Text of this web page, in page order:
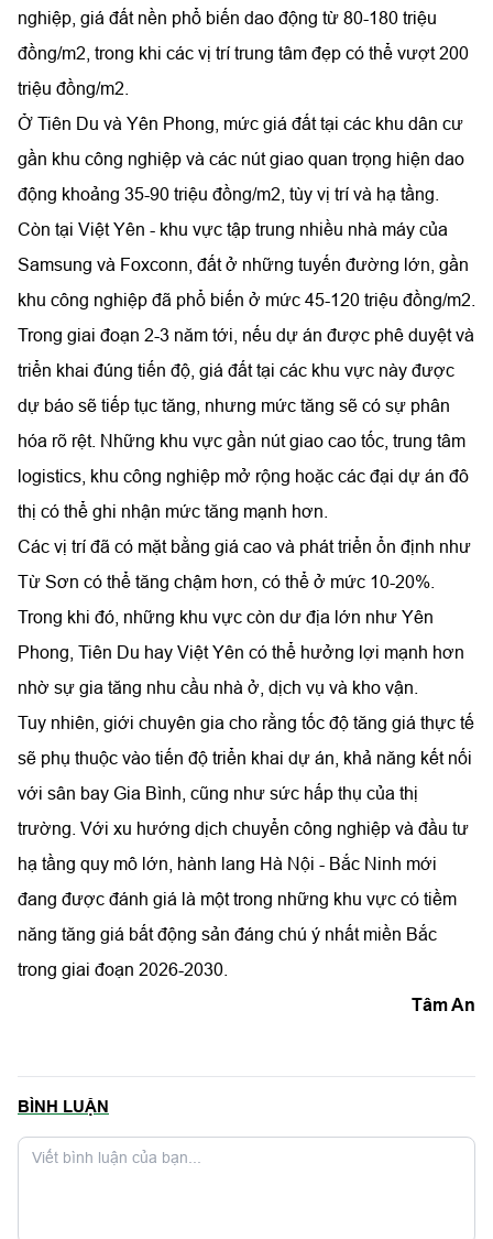
nghiệp, giá đất nền phổ biến dao động từ 80-180 triệu
đồng/m2, trong khi các vị trí trung tâm đẹp có thể vượt 200
triệu đồng/m2.
Ở Tiên Du và Yên Phong, mức giá đất tại các khu dân cư
gần khu công nghiệp và các nút giao quan trọng hiện dao
động khoảng 35-90 triệu đồng/m2, tùy vị trí và hạ tầng.
Còn tại Việt Yên - khu vực tập trung nhiều nhà máy của
Samsung và Foxconn, đất ở những tuyến đường lớn, gần
khu công nghiệp đã phổ biến ở mức 45-120 triệu đồng/m2.
Trong giai đoạn 2-3 năm tới, nếu dự án được phê duyệt và
triển khai đúng tiến độ, giá đất tại các khu vực này được
dự báo sẽ tiếp tục tăng, nhưng mức tăng sẽ có sự phân
hóa rõ rệt. Những khu vực gần nút giao cao tốc, trung tâm
logistics, khu công nghiệp mở rộng hoặc các đại dự án đô
thị có thể ghi nhận mức tăng mạnh hơn.
Các vị trí đã có mặt bằng giá cao và phát triển ổn định như
Từ Sơn có thể tăng chậm hơn, có thể ở mức 10-20%.
Trong khi đó, những khu vực còn dư địa lớn như Yên
Phong, Tiên Du hay Việt Yên có thể hưởng lợi mạnh hơn
nhờ sự gia tăng nhu cầu nhà ở, dịch vụ và kho vận.
Tuy nhiên, giới chuyên gia cho rằng tốc độ tăng giá thực tế
sẽ phụ thuộc vào tiến độ triển khai dự án, khả năng kết nối
với sân bay Gia Bình, cũng như sức hấp thụ của thị
trường. Với xu hướng dịch chuyển công nghiệp và đầu tư
hạ tầng quy mô lớn, hành lang Hà Nội - Bắc Ninh mới
đang được đánh giá là một trong những khu vực có tiềm
năng tăng giá bất động sản đáng chú ý nhất miền Bắc
trong giai đoạn 2026-2030.
Tâm An
BÌNH LUẬN